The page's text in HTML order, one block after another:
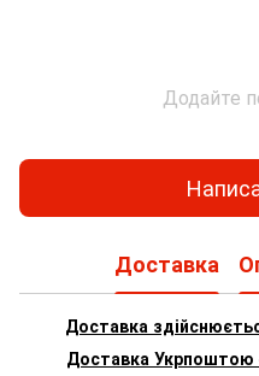
Додайте
Доставка
Доставка
Доставка Укрпоштою